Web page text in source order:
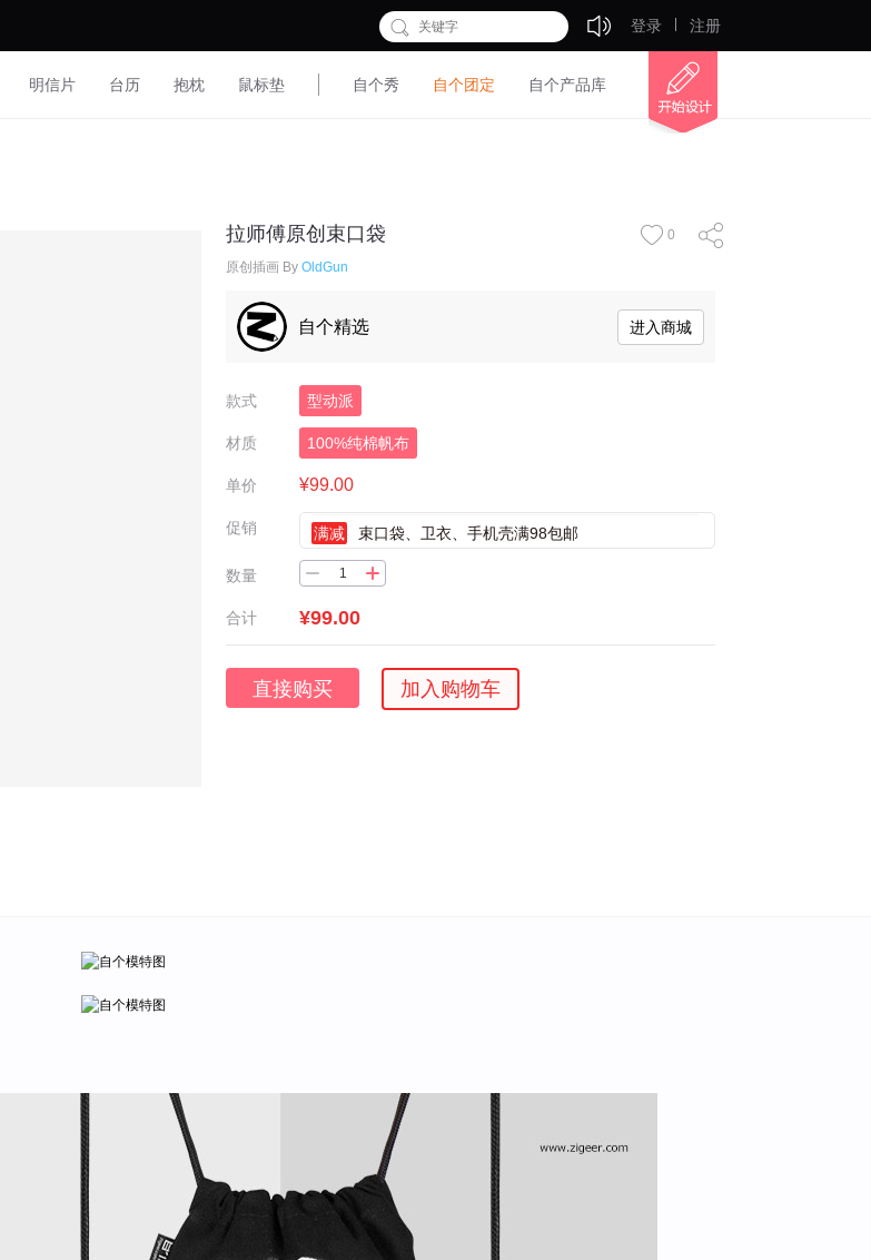
登录 注册
明信片 台历 抱枕 鼠标垫 自个秀 自个团定 自个产品库
拉师傅原创束口袋 0
原创插画 By OldGun
自个精选 进入商城
款式 型动派
材质 100%纯棉帆布
单价 ¥99.00
促销 满减 束口袋、卫衣、手机壳满98包邮
数量
合计 ¥99.00
直接购买 加入购物车